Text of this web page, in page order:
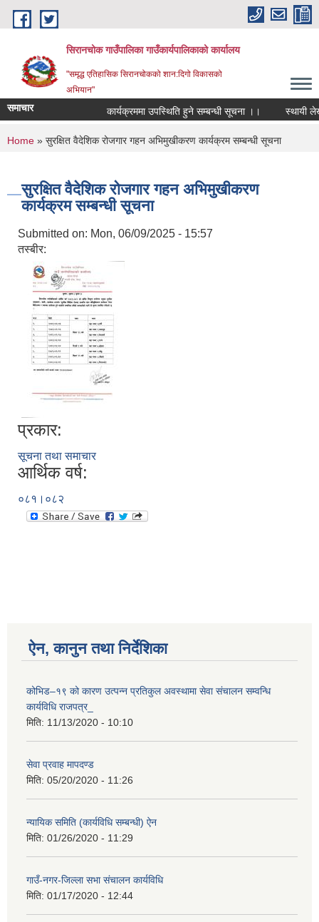
Skip to main content
सिरानचोक गाउँपालिका गाउँकार्यपालिकाको कार्यालय
"समृद्ध एतिहासिक सिरानचोकको शान:दिगो विकासको
अभियान"
समाचार कार्यक्रममा उपस्थिति हुने सम्बन्धी सूचना ।। स्थायी लेखा
You are here
Home » सुरक्षित वैदेशिक रोजगार गहन अभिमुखीकरण कार्यक्रम सम्बन्धी सूचना
सुरक्षित वैदेशिक रोजगार गहन अभिमुखीकरण
कार्यक्रम सम्बन्धी सूचना
Submitted on: Mon, 06/09/2025 - 15:57
तस्बीर:
प्रकार:
सूचना तथा समाचार
आर्थिक वर्ष:
०८१।०८२
ऐन, कानुन तथा निर्देशिका
कोभिड–१९ को कारण उत्पन्न प्रतिकुल अवस्थामा सेवा संचालन सम्वन्धि
कार्यविधि राजपत्र_
मिति: 11/13/2020 - 10:10
सेवा प्रवाह मापदण्ड
मिति: 05/20/2020 - 11:26
न्यायिक समिति (कार्यविधि सम्बन्धी) ऐन
मिति: 01/26/2020 - 11:29
गाउँ-नगर-जिल्ला सभा संचालन कार्यविधि
मिति: 01/17/2020 - 12:44